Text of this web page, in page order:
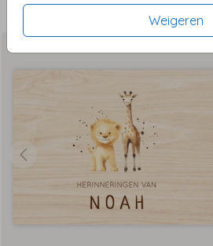
Weigeren
Dit vind je misschien ook
Herinneringskist groot